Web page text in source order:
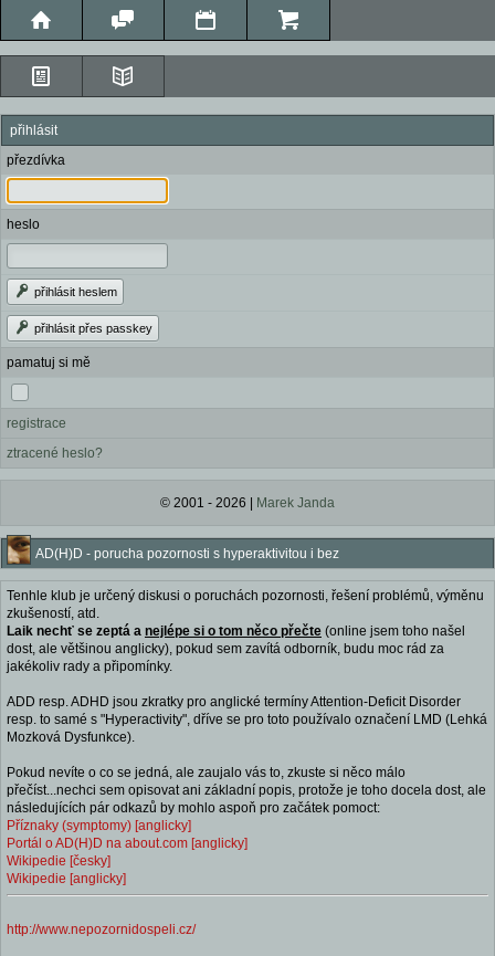
přihlásit
přezdívka
heslo
přihlásit heslem
přihlásit přes passkey
pamatuj si mě
registrace
ztracené heslo?
© 2001 - 2026 | Marek Janda
AD(H)D - porucha pozornosti s hyperaktivitou i bez
Tenhle klub je určený diskusi o poruchách pozornosti, řešení problémů, výměnu
zkušeností, atd.
Laik nechť se zeptá a nejlépe si o tom něco přečte (online jsem toho našel
dost, ale většinou anglicky), pokud sem zavítá odborník, budu moc rád za
jakékoliv rady a připomínky.
ADD resp. ADHD jsou zkratky pro anglické termíny Attention-Deficit Disorder
resp. to samé s "Hyperactivity", dříve se pro toto používalo označení LMD (Lehká
Mozková Dysfunkce).
Pokud nevíte o co se jedná, ale zaujalo vás to, zkuste si něco málo
přečíst...nechci sem opisovat ani základní popis, protože je toho docela dost, ale
následujících pár odkazů by mohlo aspoň pro začátek pomoct:
Příznaky (symptomy) [anglicky]
Portál o AD(H)D na about.com [anglicky]
Wikipedie [česky]
Wikipedie [anglicky]
http://www.nepozornidospeli.cz/